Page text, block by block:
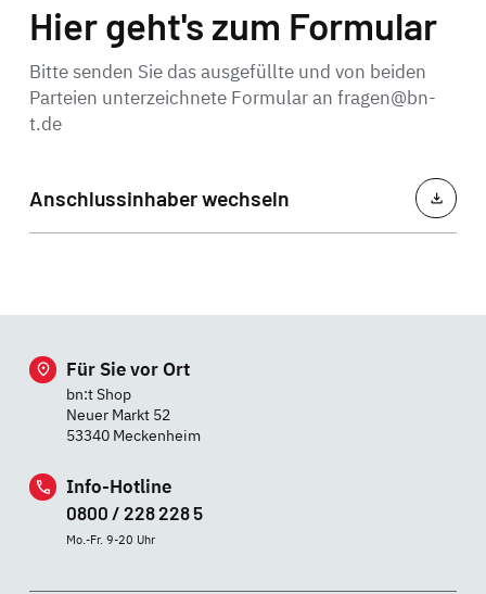
Hier geht's zum Formular
Bitte senden Sie das ausgefüllte und von beiden
Parteien unterzeichnete Formular an fragen@bn-
t.de
Anschlussinhaber wechseln
Für Sie vor Ort
bn:t Shop
Neuer Markt 52
53340 Meckenheim
Info-Hotline
0800 / 228 228 5
Mo.-Fr. 9-20 Uhr